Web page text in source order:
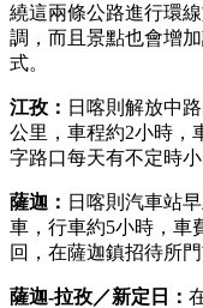
繞這兩條公路進行環
調，而且景點也會增
式。
江孜： 日喀則解放中
公里，車程約2小時
字路口每天有不定時小
薩迦： 日喀則汽車站
車，行車約5小時，車
回，在薩迦鎮招待所門
薩迦-拉孜／新定日：